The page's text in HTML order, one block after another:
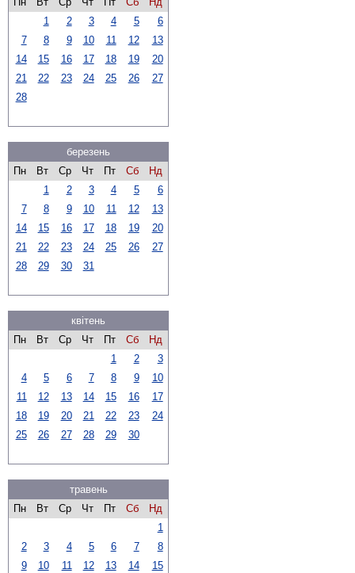
1
2 3 4 5
6
7
8 9 10 11 12
13
14
15 16 17 18 19
20
21
22 23 24 25 26
27
28
березень
Пн
Вт Ср Чт Пт Сб
Нд
1
2 3 4 5
6
7
8 9 10 11 12
13
14
15 16 17 18 19
20
21
22 23 24 25 26
27
28
29 30 31
квітень
Пн
Вт Ср Чт Пт Сб
Нд
1
2
3
4
5 6 7 8 9
10
11
12 13 14 15 16
17
18
19 20 21 22 23
24
25
26 27 28 29 30
травень
Пн
Вт Ср Чт Пт Сб
Нд
1
2
3 4 5 6 7
8
9
10 11 12 13 14
15